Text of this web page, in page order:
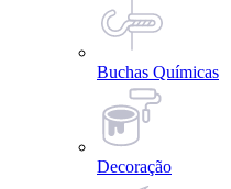
Buchas Químicas
Decoração